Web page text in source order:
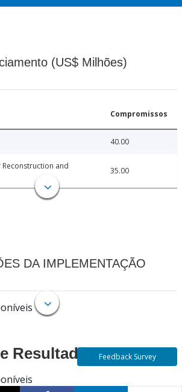
(US$ Milhões)
Compromissos
40.00
and
35.00
DA IMPLEMENTAÇÃO
Resultados Feedback Survey